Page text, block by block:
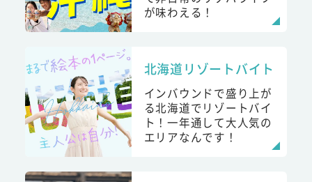
が味わえる！
北海道リゾートバイト
インバウンドで盛り上が
る北海道でリゾートバイ
ト！一年通して大人気の
エリアなんです！